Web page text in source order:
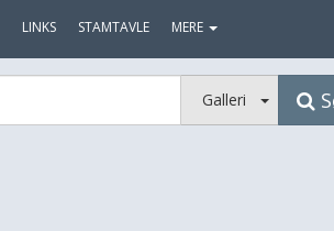
LINKS STAMTAVLE MERE
Galleri